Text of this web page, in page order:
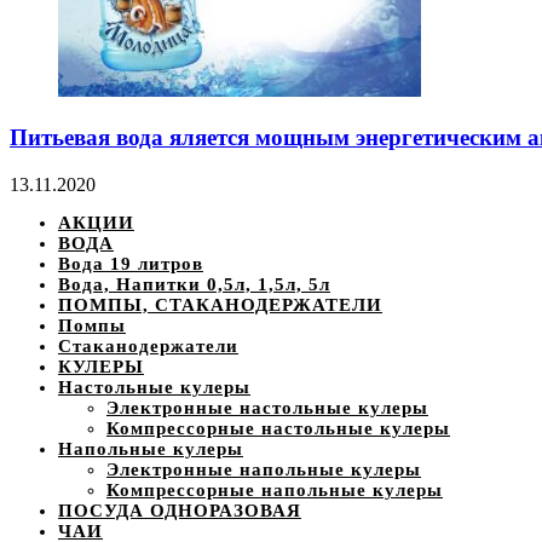
Питьевая вода яляется мощным энергетическим
13.11.2020
АКЦИИ
ВОДА
Вода 19 литров
Вода, Напитки 0,5л, 1,5л, 5л
ПОМПЫ, СТАКАНОДЕРЖАТЕЛИ
Помпы
Стаканодержатели
КУЛЕРЫ
Настольные кулеры
Электронные настольные кулеры
Компрессорные настольные кулеры
Напольные кулеры
Электронные напольные кулеры
Компрессорные напольные кулеры
ПОСУДА ОДНОРАЗОВАЯ
ЧАИ